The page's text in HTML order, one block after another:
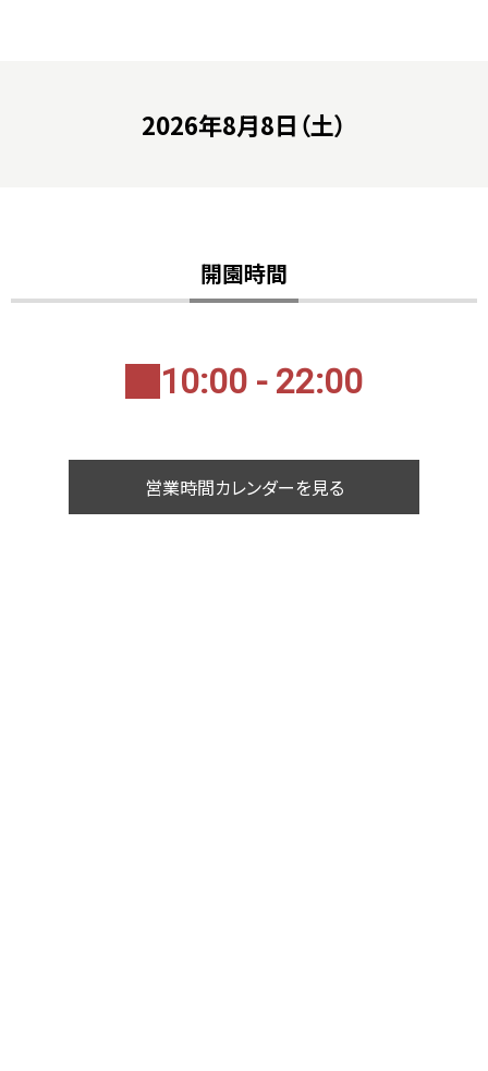
2026年8月8日（土）
開園時間
10:00 - 22:00
営業時間カレンダーを見る